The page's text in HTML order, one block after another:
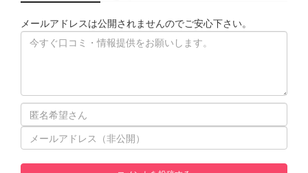
メールアドレスは公開されませんのでご安心下さい。